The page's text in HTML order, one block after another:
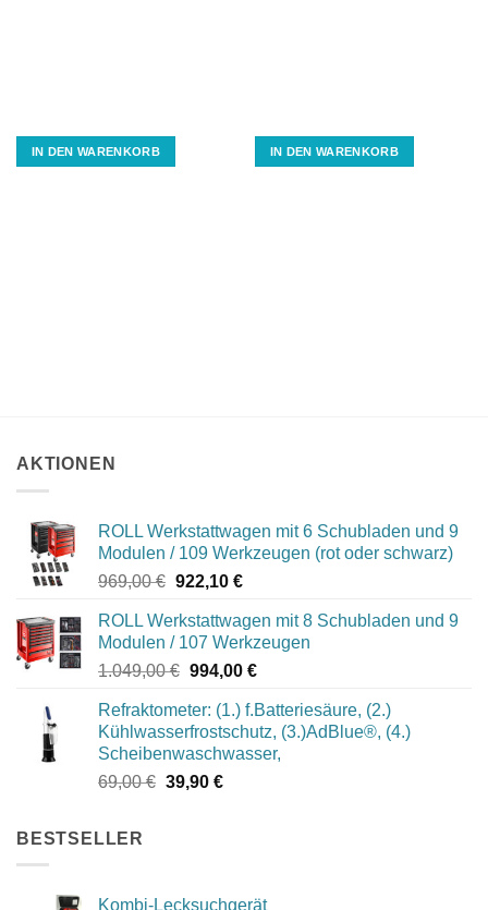
IN DEN WARENKORB IN DEN WARENKORB
AKTIONEN
ROLL Werkstattwagen mit 6 Schubladen und 9
Modulen / 109 Werkzeugen (rot oder schwarz)
969,00€ Ursprünglicher
war:
969,00 €
922,10 €Aktueller
ist:
922,10 €.
ROLL Werkstattwagen mit 8 Schubladen und 9
Modulen / 107 Werkzeugen
1.049,00€ Ursprünglicher
war:
1.049,00 €
994,00 €Aktueller
ist:
994,00 €.
Refraktometer: (1.) f.Batteriesäure, (2.)
Kühlwasserfrostschutz, (3.)AdBlue®, (4.)
Scheibenwaschwasser,
69,00€ Ursprünglicher
39,90 €Aktueller
BESTSELLER
Kombi-Lecksuchgerät